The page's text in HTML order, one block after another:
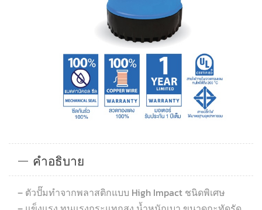
คำอธิบาย
– ตัวปั๊มทำจากพลาสติกแบบ High Impact ชนิดพิเศษ